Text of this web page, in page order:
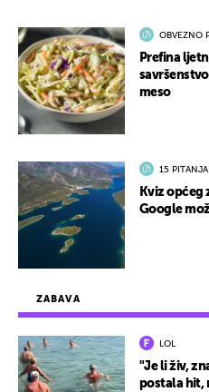
ZABAVA
LOL
"Je li živ,
postala hit,
OBVEZNO
Prefina
meso
15 PITANJA
Kviz općeg
Google